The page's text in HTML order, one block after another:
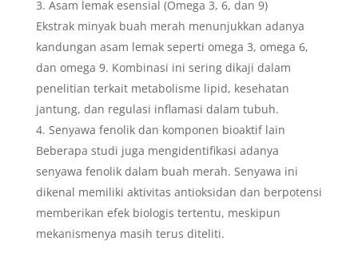
Asam lemak esensial (Omega 3, 6, dan 9)
Ekstrak minyak buah merah menunjukkan adanya
kandungan asam lemak seperti omega 3, omega 6,
dan omega 9. Kombinasi ini sering dikaji dalam
penelitian terkait metabolisme lipid, kesehatan
jantung, dan regulasi inflamasi dalam tubuh.
Senyawa fenolik dan komponen bioaktif lain
Beberapa studi juga mengidentifikasi adanya
senyawa fenolik dalam buah merah. Senyawa ini
dikenal memiliki aktivitas antioksidan dan berpotensi
memberikan efek biologis tertentu, meskipun
mekanismenya masih terus diteliti.